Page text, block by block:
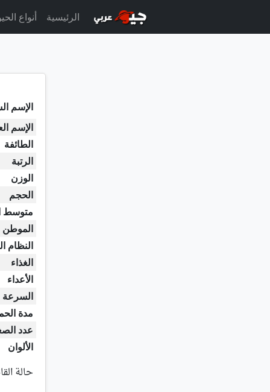
الرئيسية أنواع
الإسم
الإسم
الطائفة
الرتبة
الوزن
الحجم
متوسط
الموطن
النظام
الغذاء
الأعداء
السرعة
مدة
عدد
الألوان
حالة